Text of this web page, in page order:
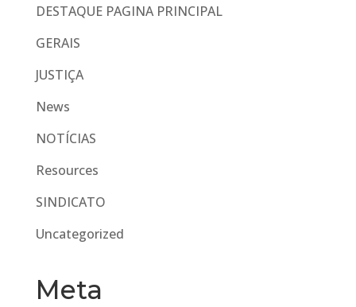
DESTAQUE PAGINA PRINCIPAL
GERAIS
JUSTIÇA
News
NOTÍCIAS
Resources
SINDICATO
Uncategorized
Meta